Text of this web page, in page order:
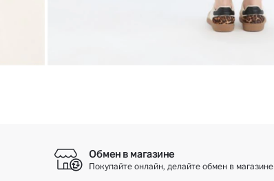
Обмен в магазине
Покупайте онлайн, делайте обмен в магазине